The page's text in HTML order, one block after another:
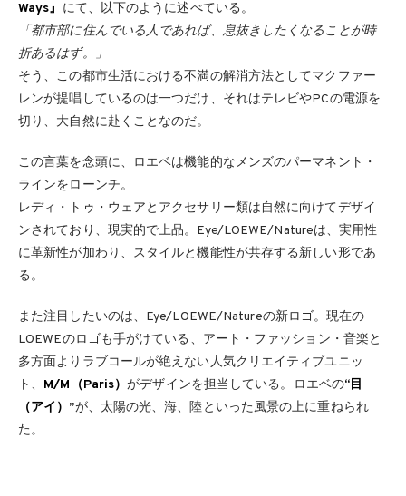
Ways』 にて、以下のように述べている。
「都市部に住んでいる人であれば、息抜きしたくなることが時
折あるはず。」
そう、この都市生活における不満の解消方法としてマクファー
レンが提唱しているのは一つだけ、それはテレビやPCの電源を
切り、大自然に赴くことなのだ。
この言葉を念頭に、ロエベは機能的なメンズのパーマネント・
ラインをローンチ。
レディ・トゥ・ウェアとアクセサリー類は自然に向けてデザイ
ンされており、現実的で上品。Eye/LOEWE/Natureは、実用性
に革新性が加わり、スタイルと機能性が共存する新しい形であ
る。
また注目したいのは、Eye/LOEWE/Natureの新ロゴ。現在の
LOEWEのロゴも手がけている、アート・ファッション・音楽と
多方面よりラブコールが絶えない人気クリエイティブユニッ
ト、 M/M（Paris）がデザインを担当している。ロエベの“目
（アイ）”が、太陽の光、海、陸といった風景の上に重ねられ
た。